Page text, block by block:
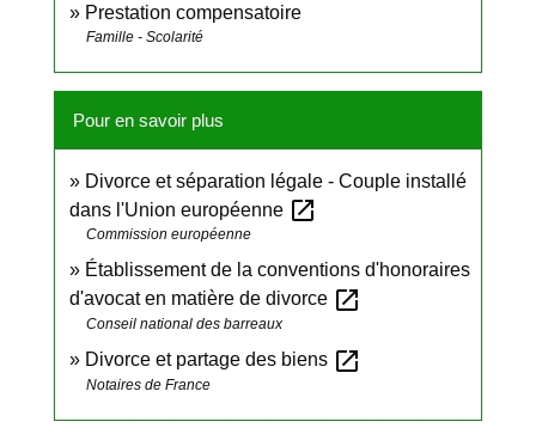
Prestation compensatoire
Famille - Scolarité
Pour en savoir plus
Divorce et séparation légale - Couple installé
dans l'Union européenne open_in_new
Commission européenne
Établissement de la conventions d'honoraires
d'avocat en matière de divorce open_in_new
Conseil national des barreaux
Divorce et partage des biens open_in_new
Notaires de France